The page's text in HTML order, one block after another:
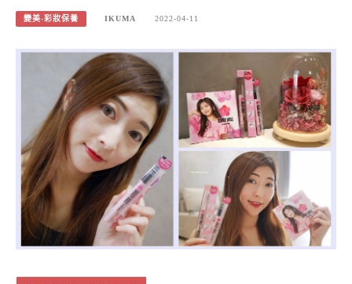
變美-彩妝保養 IKUMA 2022-04-11